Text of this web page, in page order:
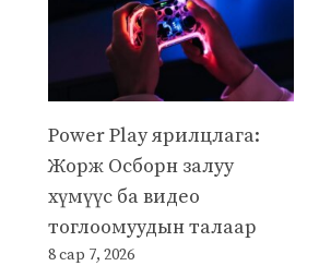
Power Play ярилцлага:
Жорж Осборн залуу
хүмүүс ба видео
тоглоомуудын талаар
8 сар 7, 2026